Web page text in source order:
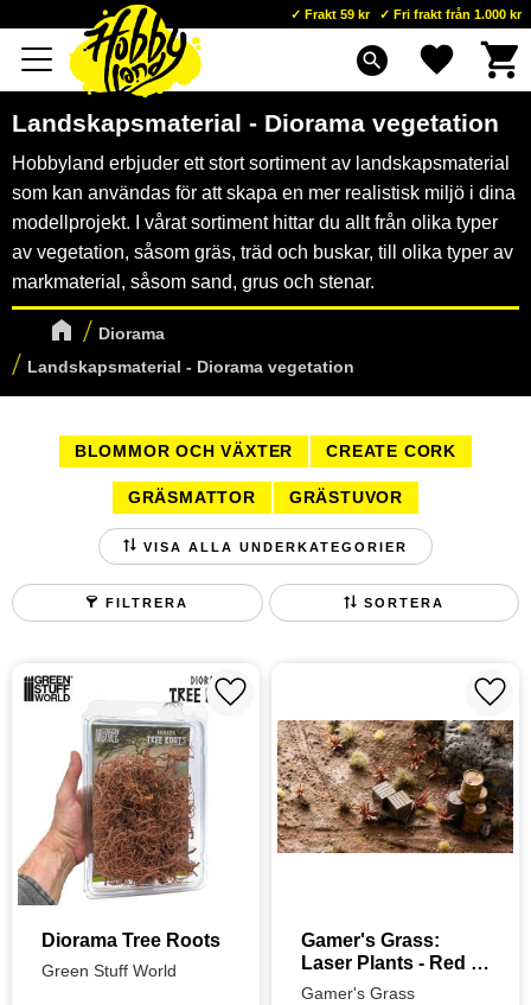
Meny
Frakt 59 kr Fri frakt från 1.000 kr
search Favoriter
Landskapsmaterial - Diorama vegetation
Diorama
Landskapsmaterial - Diorama vegetation
Hobbyland erbjuder ett stort sortiment av landskapsmaterial
som kan användas för att skapa en mer realistisk miljö i dina
modellprojekt. I vårat sortiment hittar du allt från olika typer
av vegetation, såsom gräs, träd och buskar, till olika typer av
markmaterial, såsom sand, grus och stenar.
BLOMMOR OCH VÄXTER CREATE CORK
GRÄSMATTOR GRÄSTUVOR
LÖV OCH LÖVVERK MOSSA STATISKT GRÄS
VISA ALLA UNDERKATEGORIER
FILTRERA SORTERA
Diorama Tree Roots
Green Stuff World
Lägg till i favoriter
Gamer's Grass:
Laser Plants - Red
Aloe
Gamer's Grass